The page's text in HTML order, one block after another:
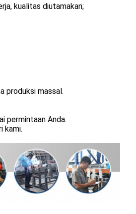
kualitas diutamakan;
produksi massal.
permintaan Anda.
kami.